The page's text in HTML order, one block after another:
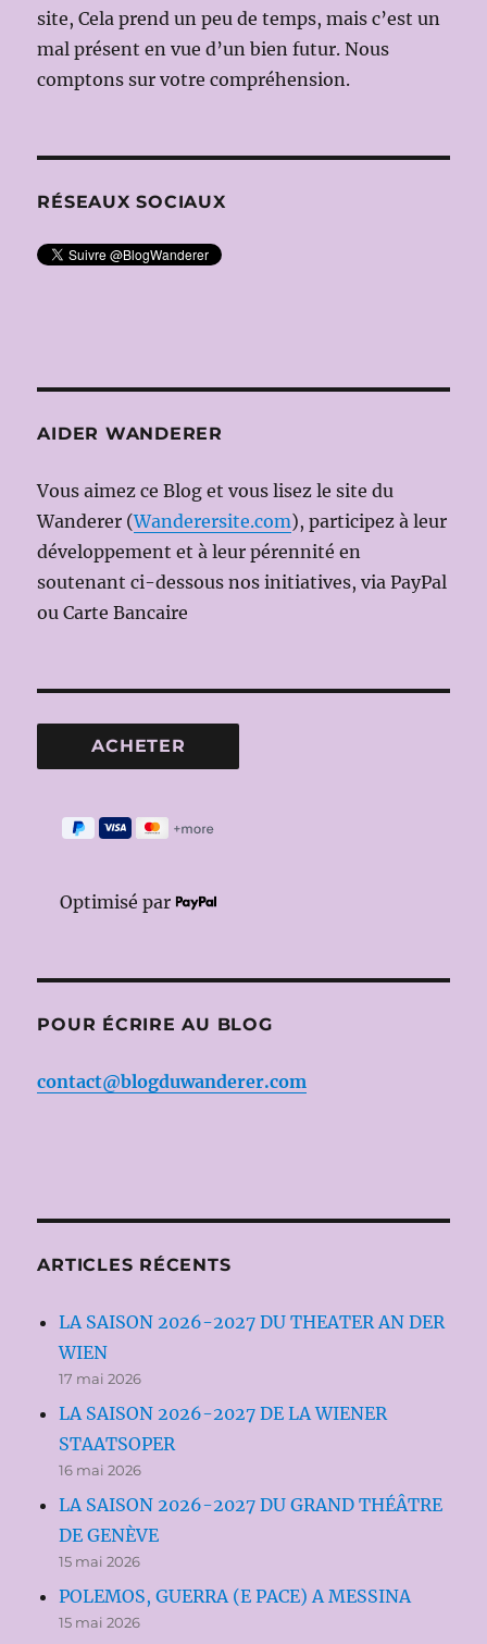
site, Cela prend un peu de temps, mais c’est un
mal présent en vue d’un bien futur. Nous
comptons sur votre compréhension.
RÉSEAUX SOCIAUX
AIDER WANDERER
Vous aimez ce Blog et vous lisez le site du
Wanderer (Wanderersite.com), participez à leur
développement et à leur pérennité en
soutenant ci-dessous nos initiatives, via PayPal
ou Carte Bancaire
Optimisé par
POUR ÉCRIRE AU BLOG
contact@blogduwanderer.com
ARTICLES RÉCENTS
LA SAISON 2026-2027 DU THEATER AN DER
WIEN
17 mai 2026
LA SAISON 2026-2027 DE LA WIENER
STAATSOPER
16 mai 2026
LA SAISON 2026-2027 DU GRAND THÉÂTRE
DE GENÈVE
15 mai 2026
POLEMOS, GUERRA (E PACE) A MESSINA
15 mai 2026